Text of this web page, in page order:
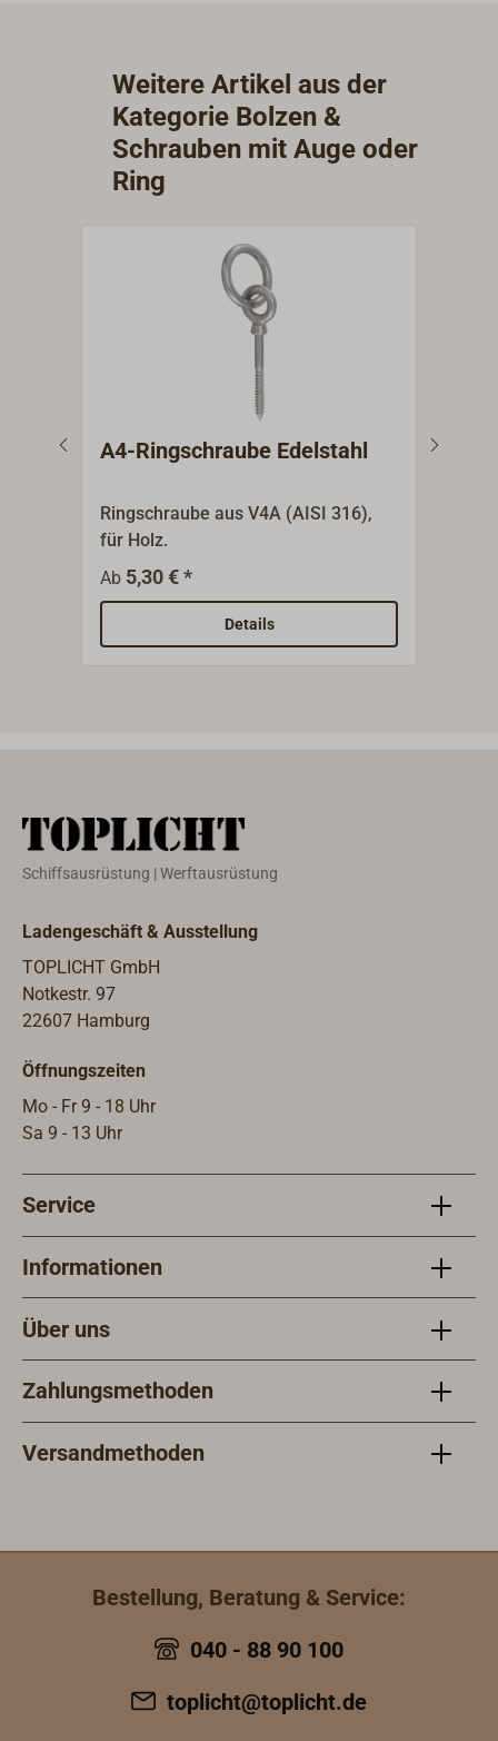
Weitere Artikel aus der
Kategorie Bolzen &
Schrauben mit Auge oder
Ring
A4-Ringschraube Edelstahl
Ringschraube aus V4A (AISI 316),
für Holz.
Ab 5,30 € *
Details
Schiffsausrüstung | Werftausrüstung
Ladengeschäft & Ausstellung
TOPLICHT GmbH
Notkestr. 97
22607 Hamburg
Öffnungszeiten
Mo - Fr 9 - 18 Uhr
Sa 9 - 13 Uhr
Service
Informationen
Über uns
Zahlungsmethoden
Versandmethoden
Bestellung, Beratung & Service:
040 - 88 90 100
toplicht@toplicht.de